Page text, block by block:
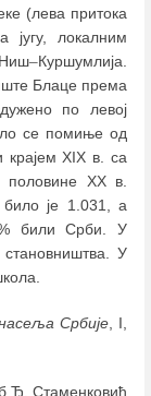
(лева притока
локалним
–Куршумлија.
Блаце према
по левој
се помиње од
XIX в. са
половине XX в.
је 1.031, а
били Срби. У
У
Србије , I,
Ђ. Стаменковић